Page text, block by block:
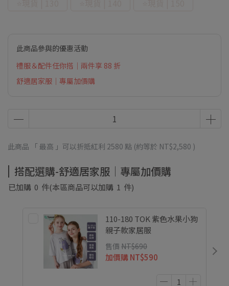
此商品參與的優惠活動
禮服＆配件任你搭｜兩件享 88 折
舒適居家服｜專屬加價購
此商品 「 最高 」可以折抵紅利 2580 點 (約等於 NT$2,580 )
搭配選購-舒適居家服｜專屬加價購
已加購 0 件(本區商品可以加購 1 件)
110-180 TOK 紫色水果小狗
親子款家居服
售價 NT$690
加價購 NT$590